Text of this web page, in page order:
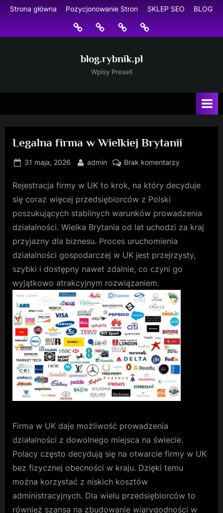
Skip
content
Strona główna Pozycjonowanie Stron SKLEP SEO BLOG
Strona
główna
Pozycjonowanie
Stron
SKLEP
SEO
BLOG
blog.rybnik.pl
Wpisy Presell
Legalna firma w Wielkiej Brytanii
Posted
31 maja, 2026 By
admin Brak komentarzydo
firma
Brytanii
Rejestracja firmy w UK to krok, na który decyduje
się coraz więcej przedsiębiorców z Polski
poszukujących stabilnych warunków prowadzenia
działalności. Wielka Brytania od lat uchodzi za kraj
przyjazny dla biznesu. Proces uruchomienia
działalności gospodarczej w UK jest przejrzysty,
szybki i dostępny nawet zdalnie, co czyni go
wyjątkowo atrakcyjnym rozwiązaniem.
Firma w UK daje możliwość prowadzenia
działalności z dowolnego miejsca na świecie.
Polacy często decydują się na otwarcie firmy w UK
bez fizycznej obecności w kraju. Dzięki temu
można korzystać z niskich kosztów
administracyjnych. Dla wielu przedsiębiorców to
również szansa na zbudowanie wiarygodności w